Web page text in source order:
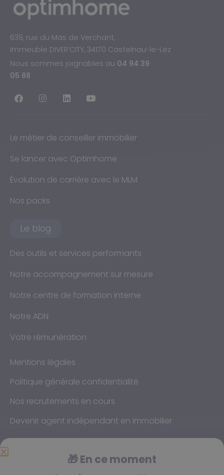
639, rue du Mas de Verchant,
Immeuble DIVER’CITY, 34170 Castelnau-le-Lez
Nous sommes joignables au 04 94 39
05 88
Le métier de conseiller immobilier
Se lancer avec Optimhome
Évolution de carrière avec le MLM
Nos packs
Le blog
Des outils et services performants
Notre accompagnement sur mesure
Notre centre de formation interne
Notre ADN
Votre rémunération
Mentions légales
Politique générale confidentialité
Nos recrutements en cours
Devenir agent indépendant en immobilier
🎁 En ce moment